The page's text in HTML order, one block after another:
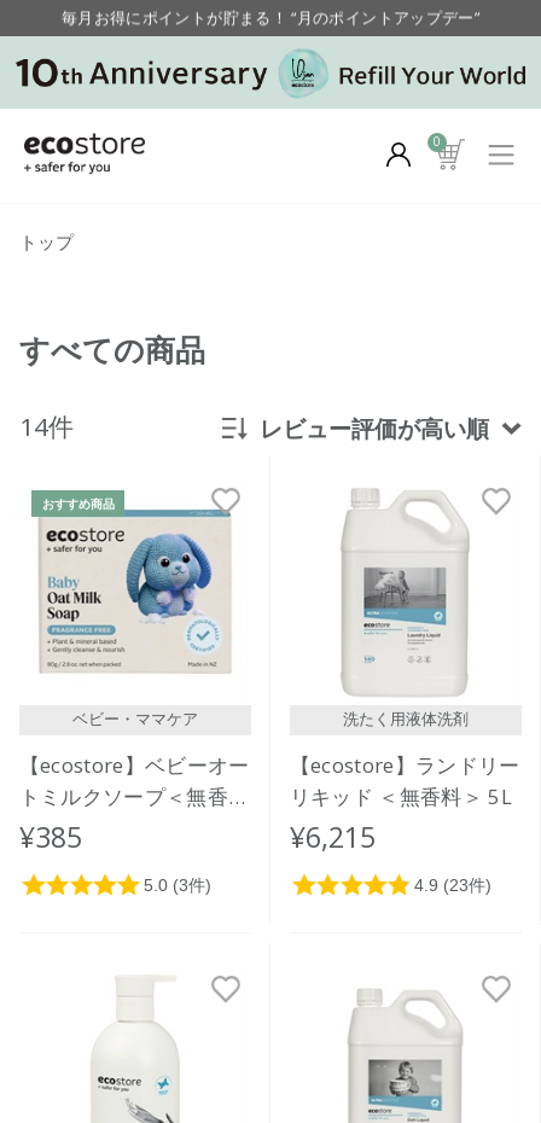
毎月お得にポイントが貯まる！ “月のポイントアップデー”
【重要】お盆期間中のお問い合わせと商品配送に関しまして
毎月お得にポイントが貯まる！ “月のポイントアップデー”
0
トップ
すべての商品
14件 レビュー評価が高い順
新着順
レビューが多い順
レビュー評価が高い順
おすすめ商品
ベビー・ママケア
【ecostore】ベビーオー
トミルクソープ＜無香料
＞
¥385
洗たく用液体洗剤
【ecostore】ランドリー
リキッド ＜無香料＞ 5L
¥6,215